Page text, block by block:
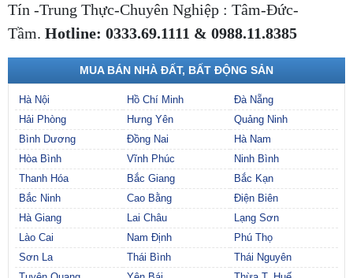
Tín -Trung Thực-Chuyên Nghiệp : Tâm-Đức-
Tầm. Hotline: 0333.69.1111 & 0988.11.8385
MUA BÁN NHÀ ĐẤT, BẤT ĐỘNG SẢN
Hà Nội Hồ Chí Minh
Đà Nẵng
Hải Phòng
Hưng Yên
Quảng Ninh
Bình Dương
Đồng Nai
Hà Nam
Hòa Bình
Vĩnh Phúc
Ninh Bình
Thanh Hóa
Bắc Giang
Bắc Kạn
Bắc Ninh
Cao Bằng
Điện Biên
Hà Giang
Lai Châu
Lạng Sơn
Lào Cai
Nam Định
Phú Thọ
Sơn La
Thái Bình
Thái Nguyên